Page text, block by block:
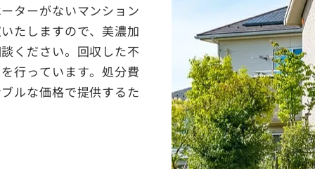
ターがないマンション
たしますので、美濃加
ください。回収した不
行っています。処分費
ルな価格で提供するた